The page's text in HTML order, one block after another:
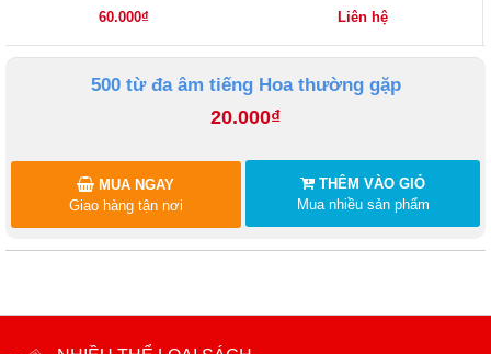
60.000₫ Liên hệ
500 từ đa âm tiếng Hoa thường gặp
20.000₫
THÊM VÀO GIỎ
Mua nhiều sản phẩm
MUA NGAY
Giao hàng tận nơi